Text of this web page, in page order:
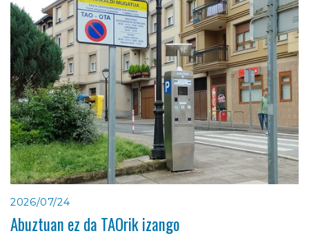
2026/07/24
Abuztuan ez da TAOrik izango